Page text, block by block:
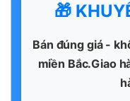
🎁
Bán đúng giá -
miền Bắc.Giao